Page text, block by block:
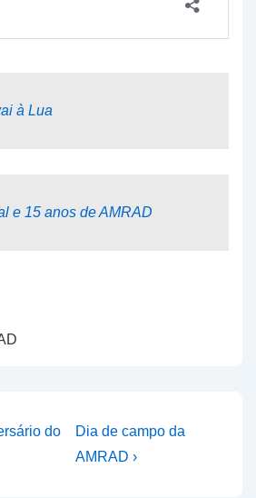
à Lua
e 15 anos de AMRAD
do
Next
Post
Dia de campo da
AMRAD ›